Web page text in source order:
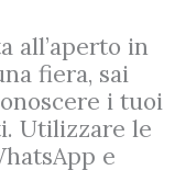
all’aperto in
fiera, sai
i tuoi
Utilizzare le
e